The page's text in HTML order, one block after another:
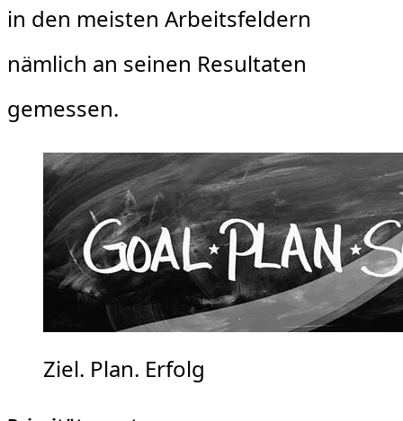
in den meisten Arbeitsfeldern
nämlich an seinen Resultaten
gemessen.
Ziel. Plan. Erfolg